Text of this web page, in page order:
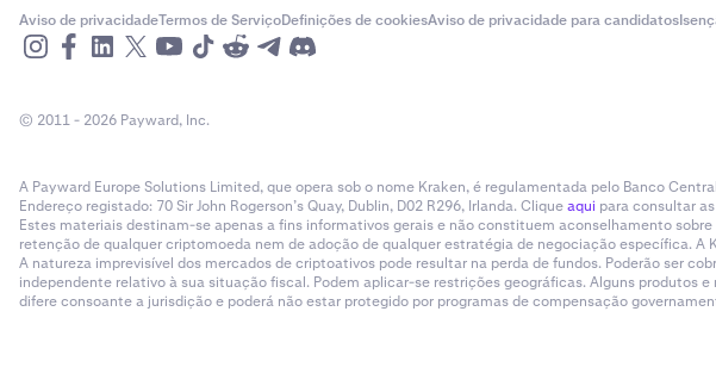
Aviso de privacidadeTermos de ServiçoDefinições de cookiesAviso de privacidade para candidatos
© 2011 - 2026 Payward, Inc.
A Payward Europe Solutions Limited, que opera sob o nome Kraken, é regulamentada pelo Banco
Endereço registado: 70 Sir John Rogerson’s Quay, Dublin, D02 R296, Irlanda. Cliqueaqui para consultar
Estes materiais destinam-se apenas a fins informativos gerais e não constituem aconselhamento
retenção de qualquer criptomoeda nem de adoção de qualquer estratégia de negociação específica.
A natureza imprevisível dos mercados de criptoativos pode resultar na perda de fundos. Poderão ser
independente relativo à sua situação fiscal. Podem aplicar-se restrições geográficas. Alguns
difere consoante a jurisdição e poderá não estar protegido por programas de compensação